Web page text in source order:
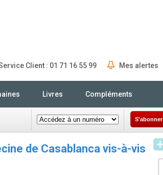
Client : 01 71 16 55 99 Mes alertes
Livres Compléments
S'abonner
de Casablanca vis-à-vis